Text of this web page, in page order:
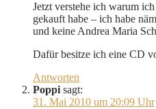
Jetzt verstehe ich warum
gekauft habe – ich habe
und keine Andrea Maria
Dafür besitze ich eine CD
Antworten
Poppi sagt:
31. Mai 2010 um 20:09 Uhr